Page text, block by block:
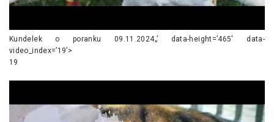
Kundelek o poranku 09.11.2024„’ data-height=’465′ data-
video_index=’19’>
19